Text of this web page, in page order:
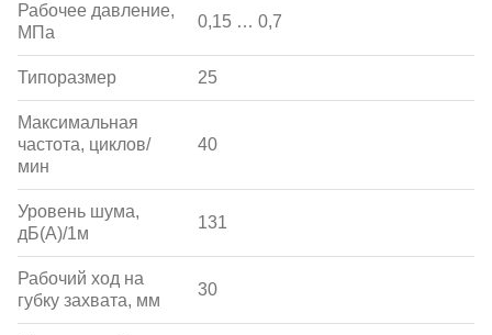
Рабочее давление,
МПа
0,15 … 0,7
Типоразмер 25
Максимальная
частота, циклов/
мин
40
Уровень шума,
дБ(А)/1м
131
Рабочий ход на
губку захвата, мм
30